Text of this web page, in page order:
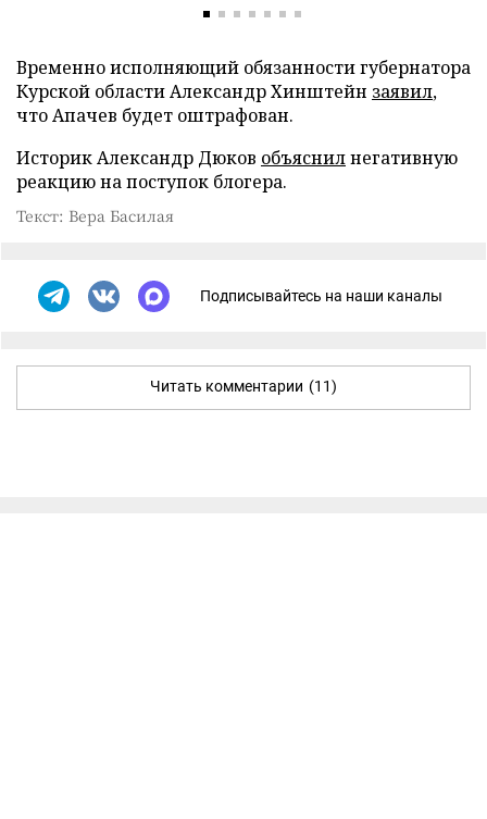
Временно исполняющий обязанности губернатора
Курской области Александр Хинштейн заявил,
что Апачев будет оштрафован.
Историк Александр Дюков объяснилнегативную
реакцию на поступок блогера.
Текст: Вера Басилая
Подписывайтесь на наши каналы
Читать комментарии (11)